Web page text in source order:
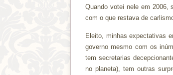
Quando votei nele em 2006,
com o que restava de
Eleito, minhas expectativas
governo mesmo com os
tem secretarias
no planeta), tem outras